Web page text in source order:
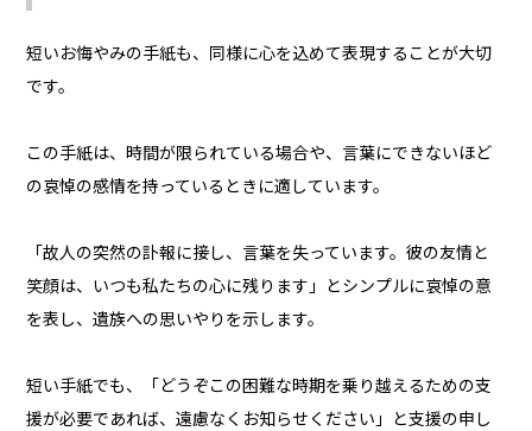
短いお悔やみの手紙も、同様に心を込めて表現することが大切
です。
この手紙は、時間が限られている場合や、言葉にできないほど
の哀悼の感情を持っているときに適しています。
「故人の突然の訃報に接し、言葉を失っています。彼の友情と
笑顔は、いつも私たちの心に残ります」とシンプルに哀悼の意
を表し、遺族への思いやりを示します。
短い手紙でも、「どうぞこの困難な時期を乗り越えるための支
援が必要であれば、遠慮なくお知らせください」と支援の申し